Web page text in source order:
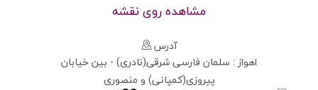
مشاهده روی نقشه
آدرس
اهواز : سلمان فارسی شرقی(نادری) - بین خیابان
پیروزی(کمپانی) و منصوری